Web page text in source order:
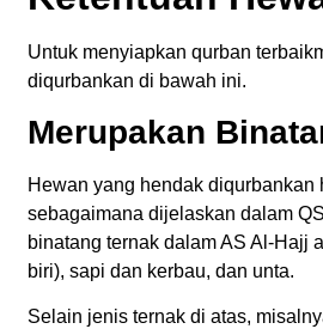
Untuk menyiapkan qurban
diqurbankan di bawah ini.
Merupakan
Hewan yang hendak diqurbankan
sebagaimana dijelaskan dalam
binatang ternak dalam AS Al-Hajj
biri), sapi dan kerbau, dan unta.
Selain jenis ternak di atas,